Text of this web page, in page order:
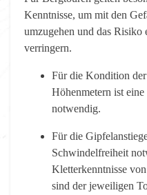
Kenntnisse, um mit den
umzugehen und das
verringern.
Für die Kondition
Höhenmetern ist
notwendig.
Für die
Schwindelfreiheit
Kletterkenntnisse
sind der jeweiligen